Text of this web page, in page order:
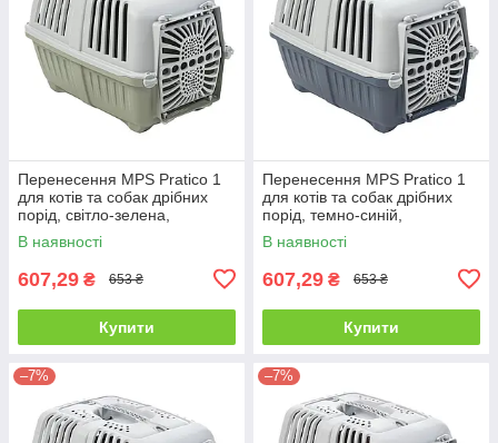
Перенесення MPS Pratico 1
для котів та собак дрібних
порід, світло-зелена,
48×31.5×33 см
В наявності
607,29 ₴ 653 ₴
Купити
Перенесення MPS Pratico 1
для котів та собак дрібних
порід, темно-синій,
48×31.5×33 см
В наявності
607,29 ₴ 653 ₴
Купити
–7% –7%